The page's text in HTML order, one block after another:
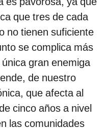
que tres de cada
no tienen suficiente
se complica más
gran enemiga
de nuestro
que afecta al
cinco años a nivel
las comunidades